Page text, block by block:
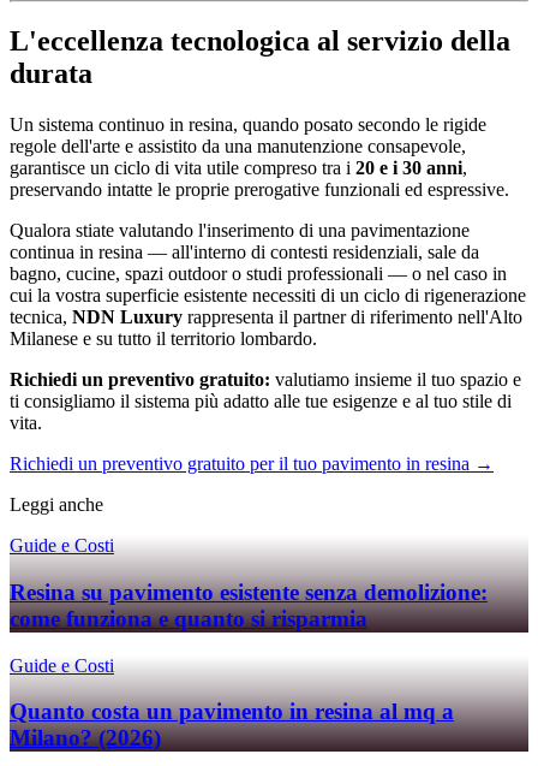
L'eccellenza tecnologica al servizio della
durata
Un sistema continuo in resina, quando posato secondo le rigide
regole dell'arte e assistito da una manutenzione consapevole,
garantisce un ciclo di vita utile compreso tra i 20 e i 30 anni,
preservando intatte le proprie prerogative funzionali ed espressive.
Qualora stiate valutando l'inserimento di una pavimentazione
continua in resina — all'interno di contesti residenziali, sale da
bagno, cucine, spazi outdoor o studi professionali — o nel caso in
cui la vostra superficie esistente necessiti di un ciclo di rigenerazione
tecnica, NDN Luxury rappresenta il partner di riferimento nell'Alto
Milanese e su tutto il territorio lombardo.
Richiedi un preventivo gratuito: valutiamo insieme il tuo spazio e
ti consigliamo il sistema più adatto alle tue esigenze e al tuo stile di
vita.
Richiedi un preventivo gratuito per il tuo pavimento in resina →
Leggi anche
Guide e Costi
Resina su pavimento esistente senza demolizione:
come funziona e quanto si risparmia
Guide e Costi
Quanto costa un pavimento in resina al mq a
Milano? (2026)